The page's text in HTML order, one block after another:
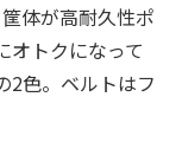
体が高耐久性ポ
オトクになって
2色。ベルトはフ